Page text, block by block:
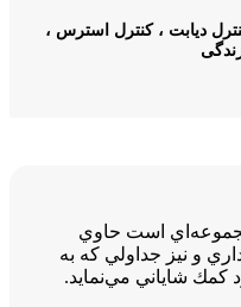
دیابت ، کنترل استرس ،
مجموعه‌اي است حاوي
و نيز جداولي كه به
كمك شاياني مي‌نمايد.